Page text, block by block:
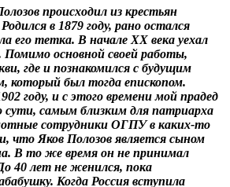
происходил из крестьян
в 1879 году, рано остался
его тетка. В начале ХХ века уехал
основной своей работы,
где и познакомился с будущим
который был тогда епископом.
году, и с этого времени мой прадед
сути, самым близким для патриарха
сотрудники ОГПУ в каких-то
что Яков Полозов является сыном
В то же время он не принимал
40 лет не женился, пока
Когда Россия вступила